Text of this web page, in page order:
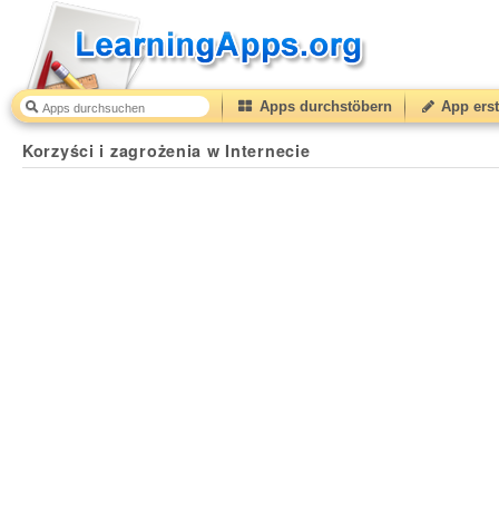
Apps durchstöbern App
Korzyści i zagrożenia w Internecie